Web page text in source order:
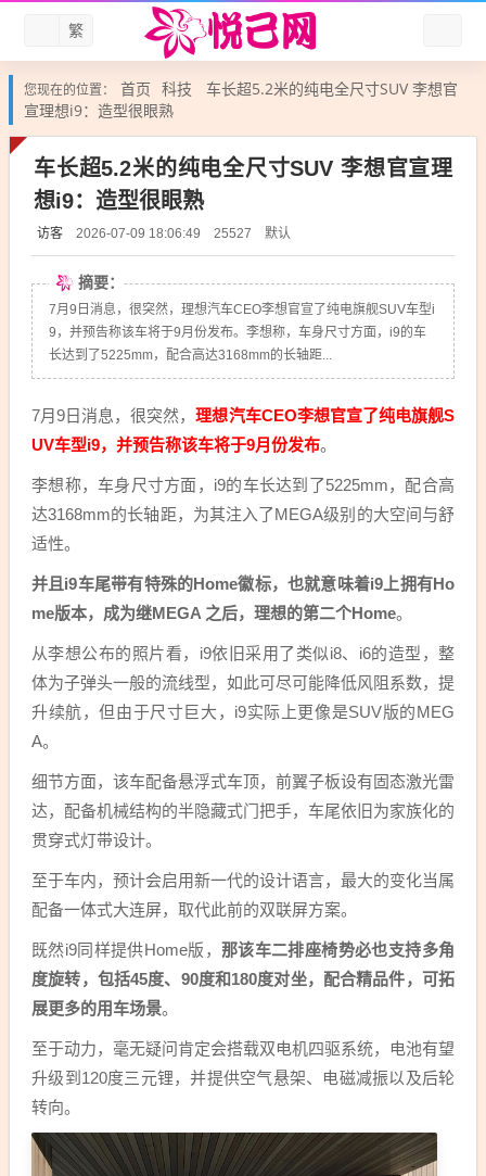
繁
您现在的位置： 首页 科技
车长超5.2米的纯电全尺寸SUV 李想官
宣理想i9：造型很眼熟
车长超5.2米的纯电全尺寸SUV 李想官宣理
想i9：造型很眼熟
访客 2026-07-09 18:06:49 25527 默认
摘要：
7月9日消息，很突然，理想汽车CEO李想官宣了纯电旗舰SUV车型i
9，并预告称该车将于9月份发布。李想称，车身尺寸方面，i9的车
长达到了5225mm，配合高达3168mm的长轴距...
7月9日消息，很突然，理想汽车CEO李想官宣了纯电旗舰S
UV车型i9，并预告称该车将于9月份发布。
李想称，车身尺寸方面，i9的车长达到了5225mm，配合高
达3168mm的长轴距，为其注入了MEGA级别的大空间与舒
适性。
并且i9车尾带有特殊的Home徽标，也就意味着i9上拥有Ho
me版本，成为继MEGA 之后，理想的第二个Home。
从李想公布的照片看，i9依旧采用了类似i8、i6的造型，整
体为子弹头一般的流线型，如此可尽可能降低风阻系数，提
升续航，但由于尺寸巨大，i9实际上更像是SUV版的MEG
A。
细节方面，该车配备悬浮式车顶，前翼子板设有固态激光雷
达，配备机械结构的半隐藏式门把手，车尾依旧为家族化的
贯穿式灯带设计。
至于车内，预计会启用新一代的设计语言，最大的变化当属
配备一体式大连屏，取代此前的双联屏方案。
既然i9同样提供Home版， 那该车二排座椅势必也支持多角
度旋转，包括45度、90度和180度对坐，配合精品件，可拓
展更多的用车场景。
至于动力，毫无疑问肯定会搭载双电机四驱系统，电池有望
升级到120度三元锂，并提供空气悬架、电磁减振以及后轮
转向。